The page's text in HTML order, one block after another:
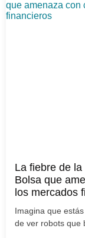
La fiebre de
Bolsa que
los mercados
Imagina que
de ver robots que